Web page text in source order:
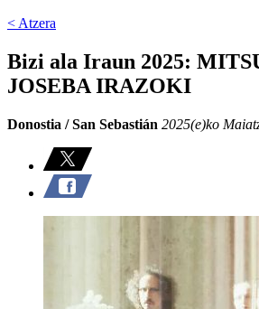
< Atzera
Bizi ala Iraun 2025:
JOSEBA IRAZOKI
Donostia / San Sebastián 2025(e)ko